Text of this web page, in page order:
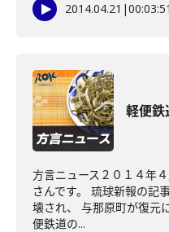
2014.04.21 |00:03:51
軽便鉄
方言ニュース２０１４年
さんです。 琉球新報の記
壊され、 与那原町が復元
便鉄道の...